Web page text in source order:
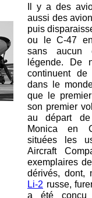
Il y a des
aussi des
puis
ou le C-47
sans aucun
légende. De
continuent
dans le
que le
son premier
au départ
Monica en
situées les
Aircraft
exemplaires
dérivés, dont,
Li-2 russe,
a été conçu